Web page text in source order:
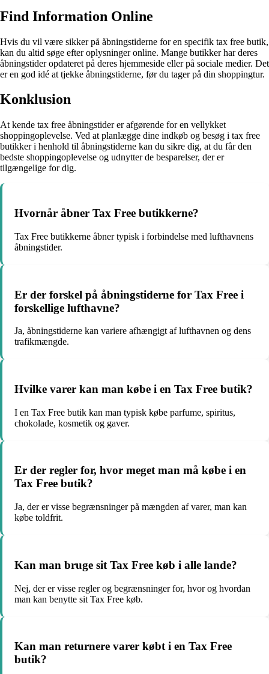
Find Information Online
Hvis du vil være sikker på åbningstiderne for en specifik tax free butik,
kan du altid søge efter oplysninger online. Mange butikker har deres
åbningstider opdateret på deres hjemmeside eller på sociale medier. Det
er en god idé at tjekke åbningstiderne, før du tager på din shoppingtur.
Konklusion
At kende tax free åbningstider er afgørende for en vellykket
shoppingoplevelse. Ved at planlægge dine indkøb og besøg i tax free
butikker i henhold til åbningstiderne kan du sikre dig, at du får den
bedste shoppingoplevelse og udnytter de besparelser, der er
tilgængelige for dig.
Hvornår åbner Tax Free butikkerne?
Tax Free butikkerne åbner typisk i forbindelse med lufthavnens
åbningstider.
Er der forskel på åbningstiderne for Tax Free i
forskellige lufthavne?
Ja, åbningstiderne kan variere afhængigt af lufthavnen og dens
trafikmængde.
Hvilke varer kan man købe i en Tax Free butik?
I en Tax Free butik kan man typisk købe parfume, spiritus,
chokolade, kosmetik og gaver.
Er der regler for, hvor meget man må købe i en
Tax Free butik?
Ja, der er visse begrænsninger på mængden af varer, man kan
købe toldfrit.
Kan man bruge sit Tax Free køb i alle lande?
Nej, der er visse regler og begrænsninger for, hvor og hvordan
man kan benytte sit Tax Free køb.
Kan man returnere varer købt i en Tax Free
butik?